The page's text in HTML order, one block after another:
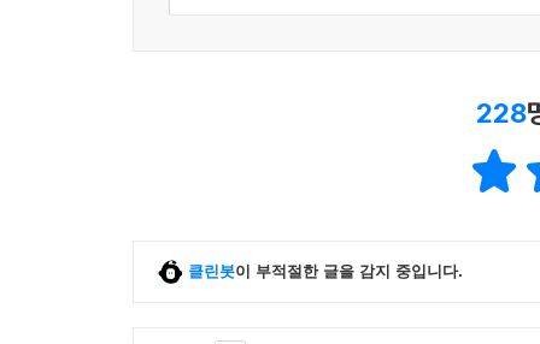
228
클린봇이 부적절한 글을 감지 중입니다.